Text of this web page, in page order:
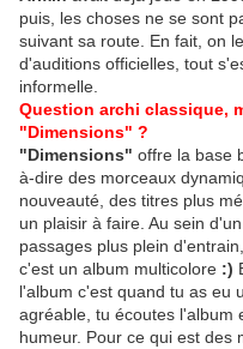
puis, les choses ne se sont
suivant sa route. En fait, on
d'auditions officielles, tout
informelle.
Question archi classique,
"Dimensions" ?
"Dimensions" offre la base
à-dire des morceaux
nouveauté, des titres plus
un plaisir à faire. Au sein
passages plus plein
c'est un album multicolore :)
l'album c'est quand tu as eu
agréable, tu écoutes l'album
humeur. Pour ce qui est des